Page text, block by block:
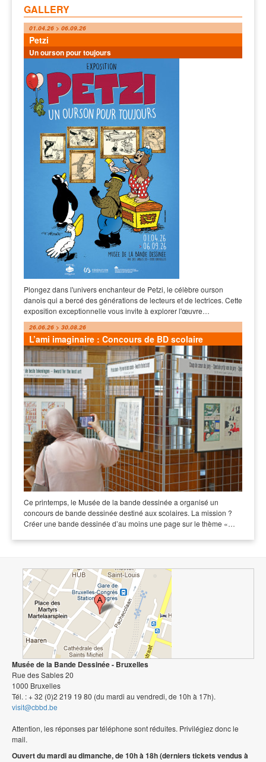
GALLERY
01.04.26 > 06.09.26
Petzi
Un ourson pour toujours
Plongez dans l'univers enchanteur de Petzi, le célèbre ourson
danois qui a bercé des générations de lecteurs et de lectrices. Cette
exposition exceptionnelle vous invite à explorer l'œuvre…
26.06.26 > 30.08.26
L’ami imaginaire : Concours de BD scolaire
Ce printemps, le Musée de la bande dessinée a organisé un
concours de bande dessinée destiné aux scolaires. La mission ?
Créer une bande dessinée d’au moins une page sur le thème «…
Musée de la Bande Dessinée - Bruxelles
Rue des Sables 20
1000 Bruxelles
Tél. : + 32 (0)2 219 19 80 (du mardi au vendredi, de 10h à 17h).
visit@cbbd.be
Attention, les réponses par téléphone sont réduites. Privilégiez donc le
mail.
Ouvert du mardi au dimanche, de 10h à 18h (derniers tickets vendus à